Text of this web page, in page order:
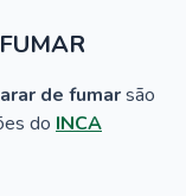
de fumarsão
do INCA